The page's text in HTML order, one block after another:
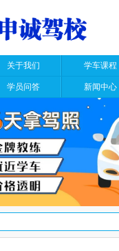
关于我们 学车课程
学员问答 新闻中心